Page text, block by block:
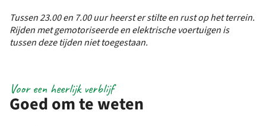
Tussen 23.00 en 7.00 uur heerst er stilte en rust op het terrein.
Rijden met gemotoriseerde en elektrische voertuigen is
tussen deze tijden niet toegestaan.
Goed om te weten
Voor een heerlijk verblijf